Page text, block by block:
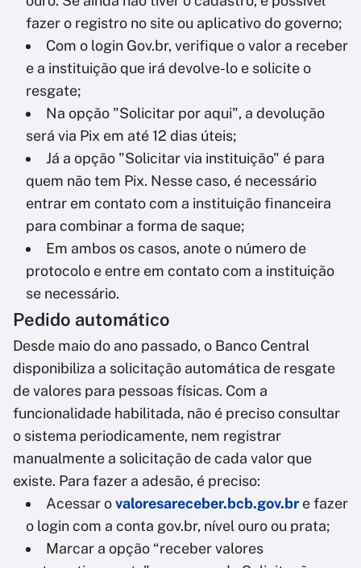
fazer o registro no site ou aplicativo do governo;
Com o login Gov.br, verifique o valor a receber
e a instituição que irá devolve-lo e solicite o
resgate;
Na opção "Solicitar por aqui", a devolução
será via Pix em até 12 dias úteis;
Já a opção "Solicitar via instituição" é para
quem não tem Pix. Nesse caso, é necessário
entrar em contato com a instituição financeira
para combinar a forma de saque;
Em ambos os casos, anote o número de
protocolo e entre em contato com a instituição
se necessário.
Pedido automático
Desde maio do ano passado, o Banco Central
disponibiliza a solicitação automática de resgate
de valores para pessoas físicas. Com a
funcionalidade habilitada, não é preciso consultar
o sistema periodicamente, nem registrar
manualmente a solicitação de cada valor que
existe. Para fazer a adesão, é preciso:
Acessar ovaloresareceber.bcb.gov.br e fazer
o login com a conta gov.br, nível ouro ou prata;
Marcar a opção “receber valores